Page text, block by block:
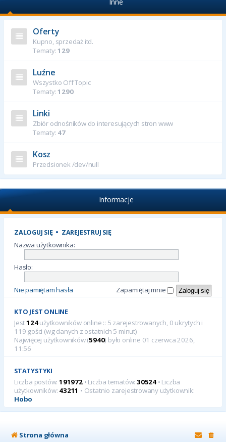
Oferty
Kupno, sprzedaż itd.
Tematy:129
Luźne
Wszystko Off Topic
Tematy:1290
Linki
Zbiór odnośników do interesujących stron www
Tematy: 47
Kosz
Przedsionek /dev/null
Informacje
ZALOGUJ SIĘ• ZAREJESTRUJ SIĘ
Nazwa użytkownika:
Hasło:
Nie pamiętam hasła Zapamiętaj mnie
KTO JEST ONLINE
Jest124użytkowników online :: 5 zarejestrowanych, 0 ukrytych i
119 gości (wg danych z ostatnich 5 minut)
Najwięcej użytkowników (5940) było online 01 czerwca 2026,
11:56
STATYSTYKI
Liczba postów: 191972• Liczba tematów:30524 • Liczba
użytkowników: 43211 • Ostatnio zarejestrowany użytkownik:
Hobo
Strona główna